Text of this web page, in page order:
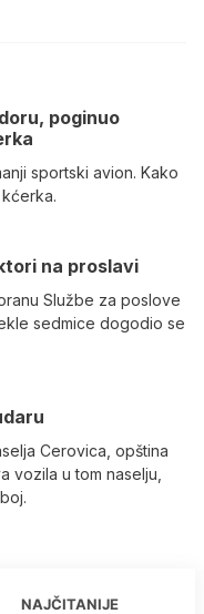
poginuo
sportski avion. Kako
na proslavi
Službe za poslove
sedmice dogodio se
Cerovica, opština
vozila u tom naselju,
NAJČITANIJE